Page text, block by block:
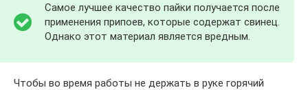
Самое лучшее качество пайки получается после
применения припоев, которые содержат свинец.
Однако этот материал является вредным.
Чтобы во время работы не держать в руке горячий